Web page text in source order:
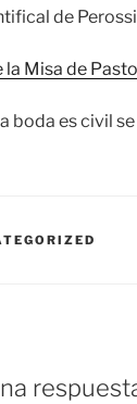
de Perossi
la Misa de
boda es civil